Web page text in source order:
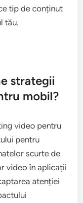
tip de conținut
tău.
strategii
mobil?